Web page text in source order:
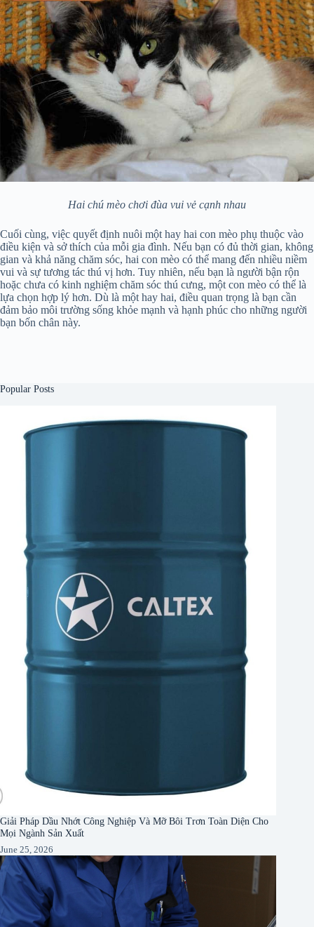
Hai chú mèo chơi đùa vui vẻ cạnh nhau
Cuối cùng, việc quyết định nuôi một hay hai con mèo phụ thuộc vào
điều kiện và sở thích của mỗi gia đình. Nếu bạn có đủ thời gian, không
gian và khả năng chăm sóc, hai con mèo có thể mang đến nhiều niềm
vui và sự tương tác thú vị hơn. Tuy nhiên, nếu bạn là người bận rộn
hoặc chưa có kinh nghiệm chăm sóc thú cưng, một con mèo có thể là
lựa chọn hợp lý hơn. Dù là một hay hai, điều quan trọng là bạn cần
đảm bảo môi trường sống khỏe mạnh và hạnh phúc cho những người
bạn bốn chân này.
Popular Posts
Giải Pháp Dầu Nhớt Công Nghiệp Và Mỡ Bôi Trơn Toàn Diện Cho
Mọi Ngành Sản Xuất
June 25, 2026